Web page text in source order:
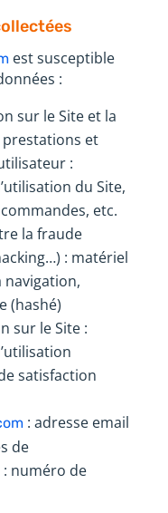
est susceptible
:
sur le Site et la
et
:
du Site,
etc.
la fraude
: matériel
(hashé)
sur le Site :
satisfaction
: adresse email
de
numéro de